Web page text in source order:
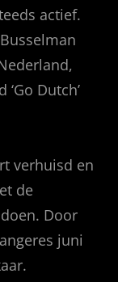
actief.
Dutch’
verhuisd en
de
doen. Door
juni